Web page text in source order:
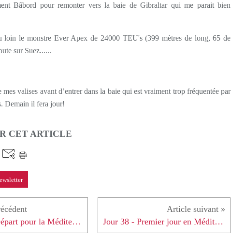
Bâbord pour remonter vers la baie de Gibraltar qui me parait bien
loin le monstre Ever Apex de 24000 TEU's (399 mètres de long, 65 de
sur Suez......
mes valises avant d’entrer dans la baie qui est vraiment trop fréquentée par
Demain il fera jour!
CET ARTICLE
Jour 36 - Départ pour la Méditerranée ! Jour 38 - Premier jour en Méditerranée